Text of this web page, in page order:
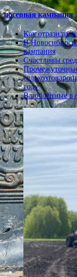
посевная кампания
Как
В
кампания
Счастливы
году
Влюблённые в